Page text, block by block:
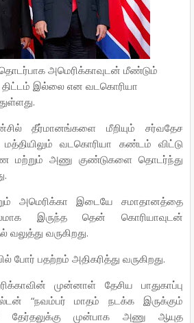
அமெரிக்காவுடன் மீண்டும்
திட்டம் இல்லை என வடகொரியா
.
தீர்மானங்களை மீறியும்
சர்வதேச
மத்தியிலும் வடகொரியா கண்டம்
விட்டு
மற்றும் அணு குண்டுகளை தொடர்ந்து
.
அமெரிக்கா இடையே
சமாதானத்தை
இருந்த தென்
கொரியாவுடன்
வலுத்து வருகிறது.
போர் பதற்றம் அதிகரித்து வருகிறது.
முன்னாள் தேசிய
பாதுகாப்பு
“நவம்பர் மாதம் நடக்க
இருக்கும்
தேர்தலுக்கு முன்பாக அணு
ஆயுத